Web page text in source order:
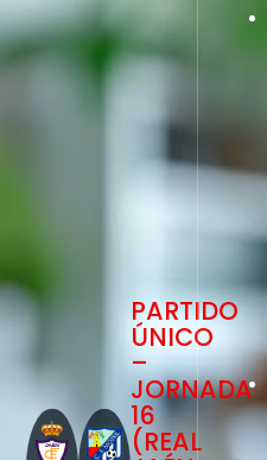
PARTIDO
ÚNICO
–
JORNADA
16
(REAL